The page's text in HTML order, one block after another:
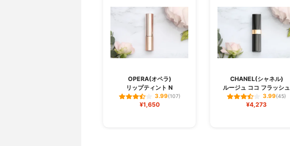
OPERA(オペラ)
リップティント N
3.99(107)
¥1,650
CHANEL(シャネル)
ルージュ ココ フラッシュ
3.99(45)
¥4,273